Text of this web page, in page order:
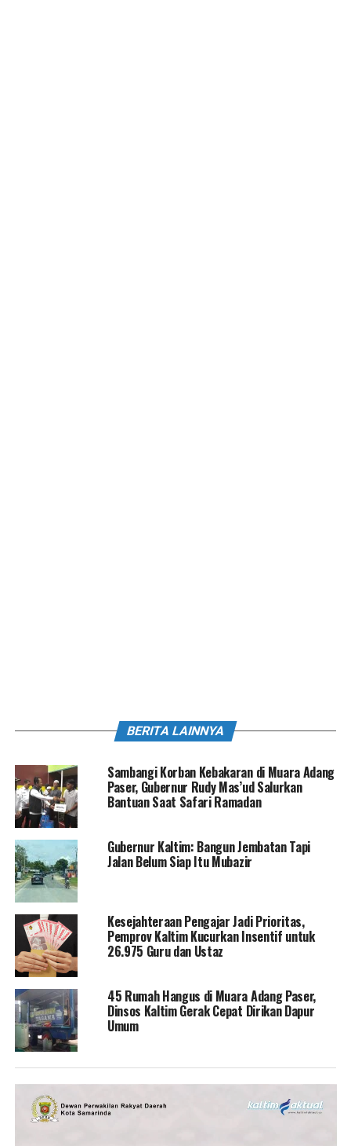
BERITA LAINNYA
Sambangi Korban Kebakaran di Muara Adang
Paser, Gubernur Rudy Mas’ud Salurkan
Bantuan Saat Safari Ramadan
Gubernur Kaltim: Bangun Jembatan Tapi
Jalan Belum Siap Itu Mubazir
Kesejahteraan Pengajar Jadi Prioritas,
Pemprov Kaltim Kucurkan Insentif untuk
26.975 Guru dan Ustaz
45 Rumah Hangus di Muara Adang Paser,
Dinsos Kaltim Gerak Cepat Dirikan Dapur
Umum